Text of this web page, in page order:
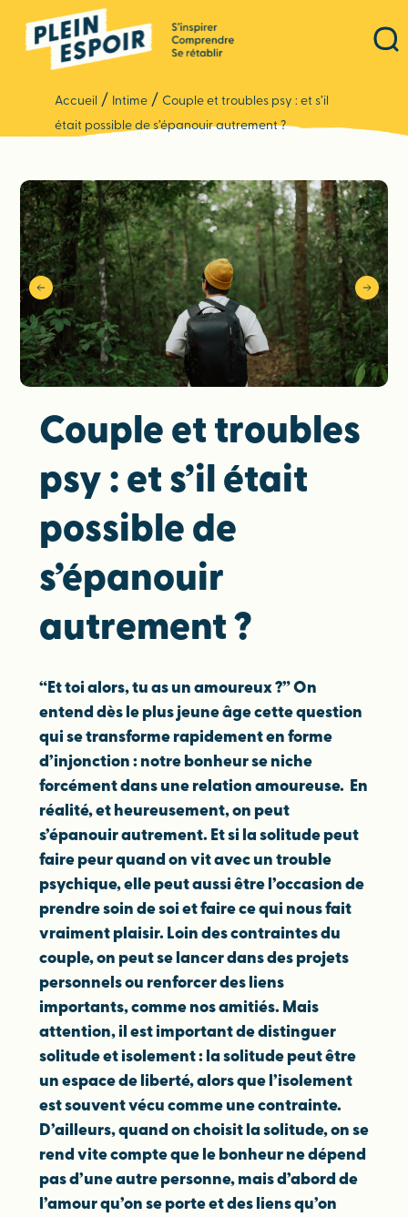
Accueil / Intime/ Couple et troubles psy : et s’il
était possible de s’épanouir autrement ?
Couple et troubles
psy : et s’il était
possible de
s’épanouir
autrement ?
“Et toi alors, tu as un amoureux ?” On
entend dès le plus jeune âge cette question
qui se transforme rapidement en forme
d’injonction : notre bonheur se niche
forcément dans une relation amoureuse. En
réalité, et heureusement, on peut
s’épanouir autrement. Et si la solitude peut
faire peur quand on vit avec un trouble
psychique, elle peut aussi être l’occasion de
prendre soin de soi et faire ce qui nous fait
vraiment plaisir. Loin des contraintes du
couple, on peut se lancer dans des projets
personnels ou renforcer des liens
importants, comme nos amitiés. Mais
attention, il est important de distinguer
solitude et isolement : la solitude peut être
un espace de liberté, alors que l’isolement
est souvent vécu comme une contrainte.
D’ailleurs, quand on choisit la solitude, on se
rend vite compte que le bonheur ne dépend
pas d’une autre personne, mais d’abord de
l’amour qu’on se porte et des liens qu’on
Panneau de gestion des cookies